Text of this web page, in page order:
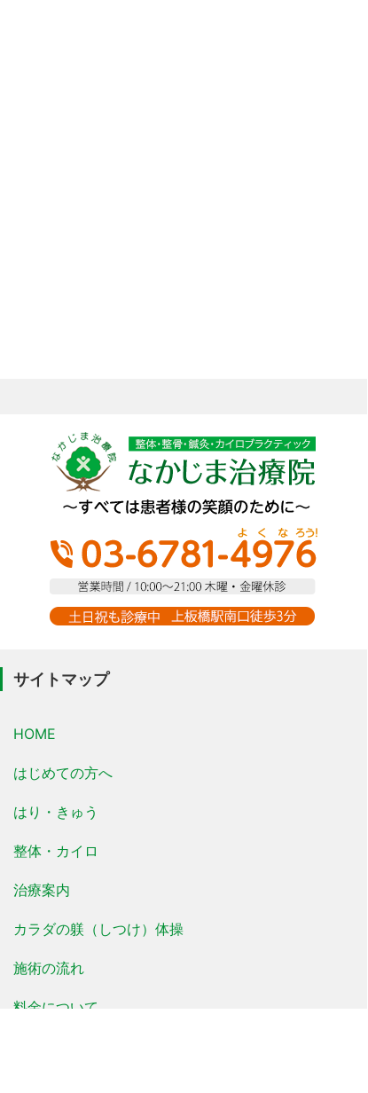
サイトマップ
HOME
はじめての方へ
はり・きゅう
整体・カイロ
治療案内
カラダの躾（しつけ）体操
施術の流れ
料金について